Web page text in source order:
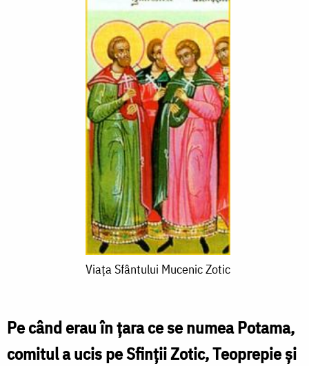
Mucenic
Zotic
Viața Sfântului Mucenic Zotic
Pe când erau în ţara ce se numea Potama,
comitul a ucis pe Sfinţii Zotic, Teoprepie şi